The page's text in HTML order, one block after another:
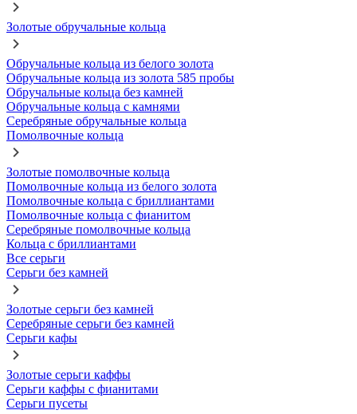
Золотые обручальные кольца
Обручальные кольца из белого золота
Обручальные кольца из золота 585 пробы
Обручальные кольца без камней
Обручальные кольца с камнями
Серебряные обручальные кольца
Помолвочные кольца
Золотые помолвочные кольца
Помолвочные кольца из белого золота
Помолвочные кольца с бриллиантами
Помолвочные кольца с фианитом
Серебряные помолвочные кольца
Кольца с бриллиантами
Все серьги
Серьги без камней
Золотые серьги без камней
Серебряные серьги без камней
Серьги кафы
Золотые серьги каффы
Серьги каффы с фианитами
Серьги пусеты